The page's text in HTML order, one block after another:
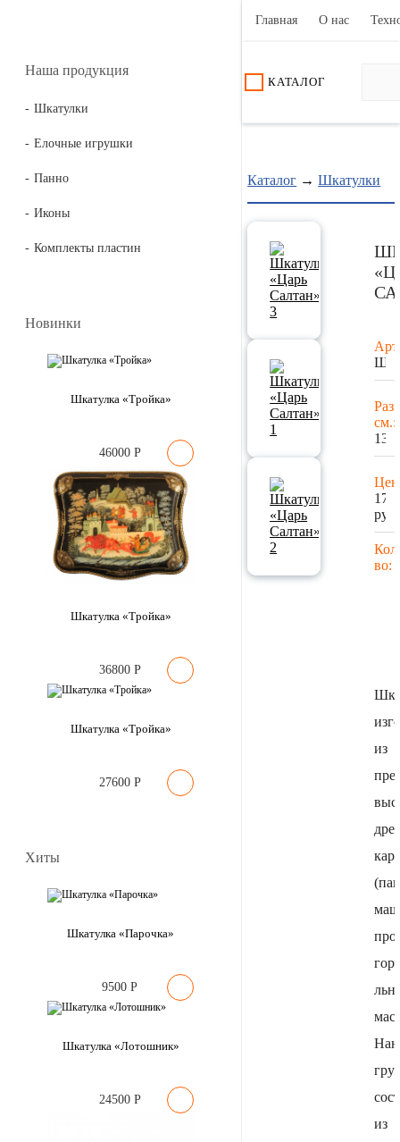
Наша продукция
Шкатулки
Елочные игрушки
Панно
Иконы
Комплекты пластин
Новинки
Шкатулка «Тройка»
46000Р
Шкатулка «Тройка»
36800Р
Шкатулка «Тройка»
27600Р
Хиты
Шкатулка «Парочка»
9500 Р
Шкатулка «Лотошник»
24500Р
Главная О нас
КАТАЛОГ
Каталог →Шкатулки
см.:
руб.
во:
из
из